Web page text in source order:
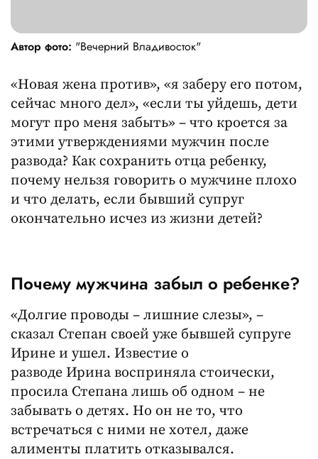
Автор фото: "Вечерний Владивосток"
«Новая жена против», «я заберу его потом,
сейчас много дел», «если ты уйдешь, дети
могут про меня забыть» – что кроется за
этими утверждениями мужчин после
развода? Как сохранить отца ребенку,
почему нельзя говорить о мужчине плохо
и что делать, если бывший супруг
окончательно исчез из жизни детей?
Почему мужчина забыл о ребенке?
«Долгие проводы – лишние слезы», –
сказал Степан своей уже бывшей супруге
Ирине и ушел. Известие о
разводе Ирина восприняла стоически,
просила Степана лишь об одном – не
забывать о детях. Но он не то, что
встречаться с ними не хотел, даже
алименты платить отказывался.